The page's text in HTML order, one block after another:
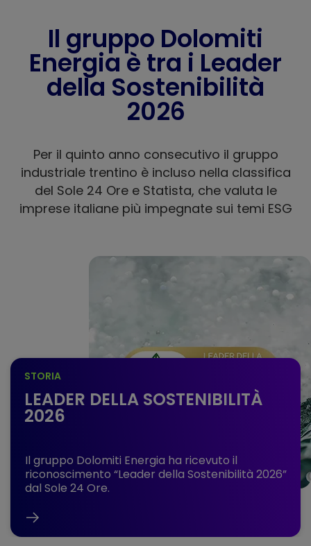
Il gruppo Dolomiti
Energia è tra i Leader
della Sostenibilità
2026
Per il quinto anno consecutivo il gruppo
industriale trentino è incluso nella classifica
del Sole 24 Ore e Statista, che valuta le
imprese italiane più impegnate sui temi ESG
STORIA
LEADER DELLA SOSTENIBILITÀ
2026
Il gruppo Dolomiti Energia ha ricevuto il
riconoscimento “Leader della Sostenibilità 2026”
dal Sole 24 Ore.